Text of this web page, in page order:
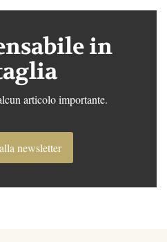
in
articolo importante.
newsletter